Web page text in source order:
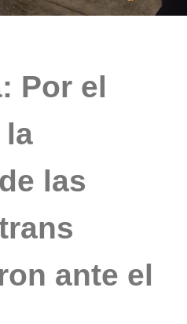
Por el
la
las
ante el